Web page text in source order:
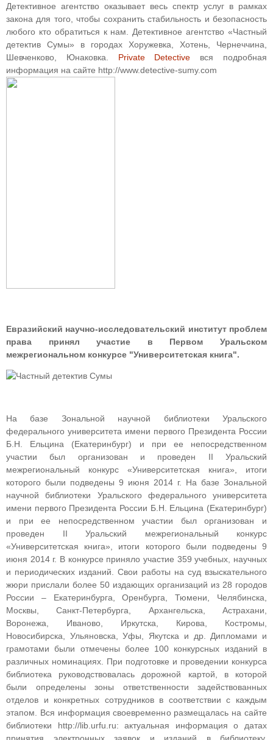
Детективное агентство оказывает весь спектр услуг в рамках
закона для того, чтобы сохранить стабильность и безопасность
любого кто обратиться к нам. Детективное агентство «Частный
детектив Сумы» в городах Хоружевка, Хотень, Чернеччина,
Шевченково, Юнаковка. Private Detective вся подробная
информация на сайте http://www.detective-sumy.com
Евразийский научно-исследовательский институт проблем
права принял участие в Первом Уральском
межрегиональном конкурсе "Университетская книга".
На базе Зональной научной библиотеки Уральского
федерального университета имени первого Президента России
Б.Н. Ельцина (Екатеринбург) и при ее непосредственном
участии был организован и проведен II Уральский
межрегиональный конкурс «Университетская книга», итоги
которого были подведены 9 июня 2014 г. На базе Зональной
научной библиотеки Уральского федерального университета
имени первого Президента России Б.Н. Ельцина (Екатеринбург)
и при ее непосредственном участии был организован и
проведен II Уральский межрегиональный конкурс
«Университетская книга», итоги которого были подведены 9
июня 2014 г. В конкурсе приняло участие 359 учебных, научных
и периодических изданий. Свои работы на суд взыскательного
жюри прислали более 50 издающих организаций из 28 городов
России – Екатеринбурга, Оренбурга, Тюмени, Челябинска,
Москвы, Санкт-Петербурга, Архангельска, Астрахани,
Воронежа, Иваново, Иркутска, Кирова, Костромы,
Новосибирска, Ульяновска, Уфы, Якутска и др. Дипломами и
грамотами были отмечены более 100 конкурсных изданий в
различных номинациях. При подготовке и проведении конкурса
библиотека руководствовалась дорожной картой, в которой
были определены зоны ответственности задействованных
отделов и конкретных сотрудников в соответствии с каждым
этапом. Вся информация своевременно размещалась на сайте
библиотеки http://lib.urfu.ru: актуальная информация о датах
принятия электронных заявок и изданий в библиотеку,